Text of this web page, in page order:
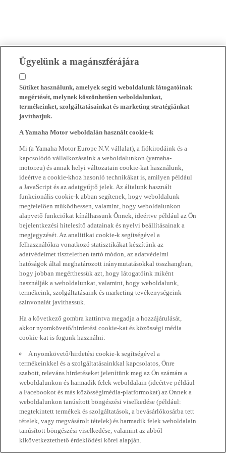
Ügyelünk a magánszférájára
Sütiket használunk, amelyek segíti weboldalunk látogatóinak
megértését, melynek köszönhetően weboldalunkat,
termékeinket, szolgáltatásainkat és marketing stratégiánkat
javíthatjuk.
A Yamaha Motor weboldalán használt cookie-k
Mi (a Yamaha Motor Europe N.V. vállalat), a fiókirodáink és a
kapcsolódó vállalkozásaink a weboldalunkon (yamaha-
motor.eu) és annak helyi változatain cookie-kat használunk,
ideértve a cookie-khoz hasonló technikákat is, amilyen például
a JavaScript és az adatgyűjtő jelek. Az általunk használt
funkcionális cookie-k abban segítenek, hogy weboldalunk
megfelelően működhessen, valamint, hogy weboldalunkon
alapvető funkciókat kínálhassunk Önnek, ideértve például az Ön
bejelentkezési hitelesítő adatainak és nyelvi beállításainak a
megjegyzését. Az analitikai cookie-k segítségével a
felhasználókra vonatkozó statisztikákat készítünk az
adatvédelmet tiszteletben tartó módon, az adatvédelmi
hatóságok által meghatározott iránymutatásokkal összhangban,
hogy jobban megérthessük azt, hogy látogatóink miként
használják a weboldalunkat, valamint, hogy weboldalunk,
termékeink, szolgáltatásaink és marketing tevékenységeink
színvonalát javíthassuk.
Ha a következő gombra kattintva megadja a hozzájárulását,
akkor nyomkövető/hirdetési cookie-kat és közösségi média
cookie-kat is fogunk használni:
A nyomkövető/hirdetési cookie-k segítségével a
termékeinkkel és a szolgáltatásainkkal kapcsolatos, Önre
szabott, releváns hirdetéseket jelenítünk meg az Ön számára a
weboldalunkon és harmadik felek weboldalain (ideértve például
a Facebookot és más közösségimédia-platformokat) az Önnek a
weboldalunkon tanúsított böngészési viselkedése (például:
megtekintett termékek és szolgáltatások, a bevásárlókosárba tett
tételek, vagy megvásárolt tételek) és harmadik felek weboldalain
tanúsított böngészési viselkedése, valamint az abból
kikövetkeztethető érdeklődési körei alapján.